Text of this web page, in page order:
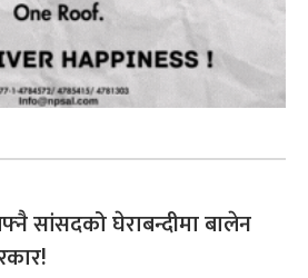
सांसदको घेराबन्दीमा बालेन